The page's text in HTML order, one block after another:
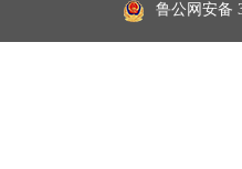
鲁公网安备